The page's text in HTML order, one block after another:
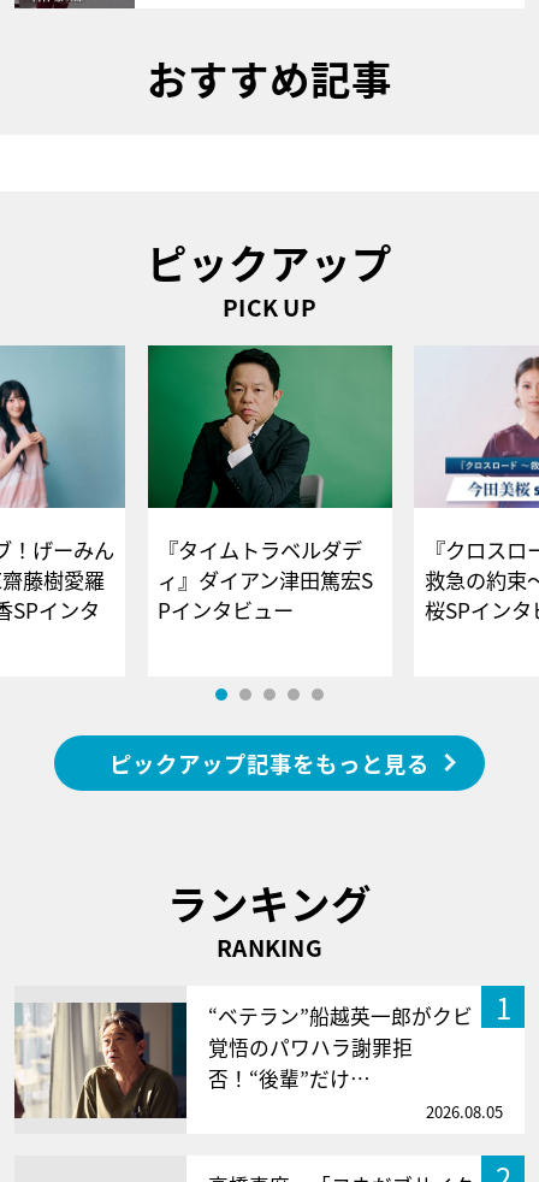
おすすめ記事
ピックアップ
PICK UP
！げーみん
藤樹愛羅
SPインタ
『タイムトラベルダデ
ィ』ダイアン津田篤宏S
Pインタビュー
『クロス
救急の約束
桜SPイ
ピックアップ記事をもっと見る
ランキング
RANKING
1
“ベテラン”船越英一郎がクビ
覚悟のパワハラ謝罪拒
否！“後輩”だけ…
2026.08.05